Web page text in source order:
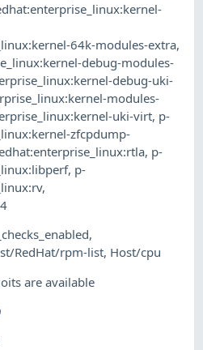
64k-modules-extra,
debug-modules-
debug-uki-
modules-
uki-virt, p-
zfcpdump-
, p-
, p-
,
,
RedHat/rpm-list, Host/cpu
are available